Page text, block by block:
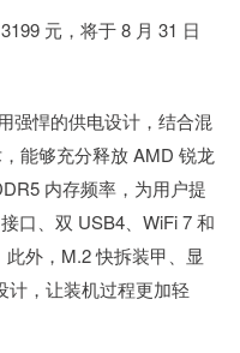
元，将于 8 月 31 日
强悍的供电设计，结合混
能够充分释放 AMD 锐龙
内存频率，为用户提
口、双 USB4、WiFi 7 和
外，M.2 快拆装甲、显
计，让装机过程更加轻